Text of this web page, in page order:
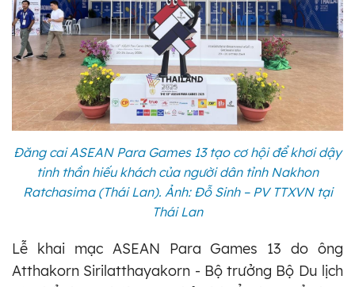
Đăng cai ASEAN Para Games 13 tạo cơ hội để khơi dậy
tinh thần hiếu khách của người dân tỉnh Nakhon
Ratchasima (Thái Lan). Ảnh: Đỗ Sinh – PV TTXVN tại
Thái Lan
Lễ khai mạc ASEAN Para Games 13 do ông
Atthakorn Sirilatthayakorn - Bộ trưởng Bộ Du lịch